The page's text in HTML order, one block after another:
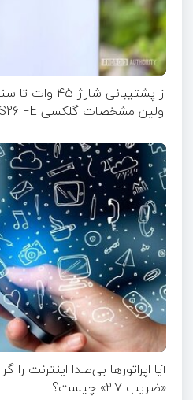
اولین مشخصات گلکسی S26 FE فاش شد
آیا اپراتورها بی‌صدا اینترنت را
«ضریب ۲.۷» چیست؟